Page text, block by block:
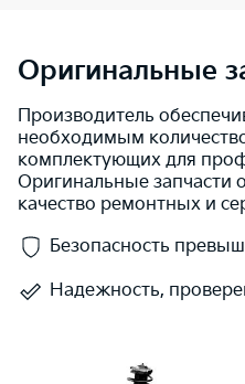
Оригинальные
Производитель
необходимым
комплектующих для
Оригинальные запчасти
качество ремонтных и
Безопасность
Надежность,